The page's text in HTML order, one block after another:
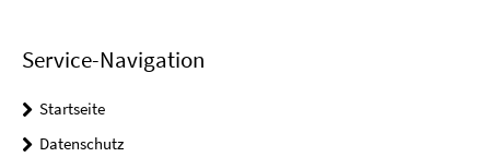
Service-Navigation
Startseite
Datenschutz